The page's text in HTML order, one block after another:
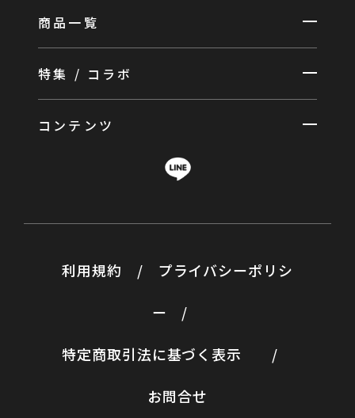
商品一覧
特集 / コラボ
コンテンツ
利用規約 / プライバシーポリシ
ー /
特定商取引法に基づく表示 /
お問合せ